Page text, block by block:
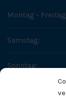
Montag -
Samstag:
Sonntag:
SO ERREICHEN